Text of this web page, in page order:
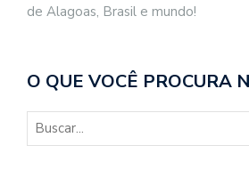
de Alagoas, Brasil e mundo!
O QUE VOCÊ PROCURA